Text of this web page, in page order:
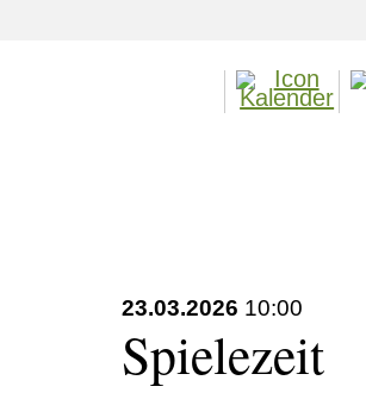
23.03.2026 10:00
Spielezeit